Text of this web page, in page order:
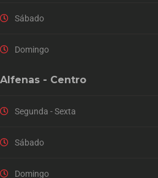
Sábado
Domingo
Alfenas - Centro
Segunda - Sexta
Sábado
Domingo